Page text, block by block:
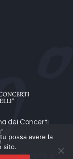
dei Concerti
possa avere la
sito.